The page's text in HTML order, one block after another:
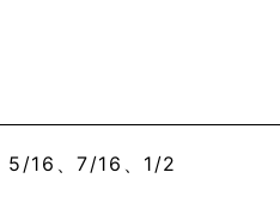
5/16、7/16、1/2